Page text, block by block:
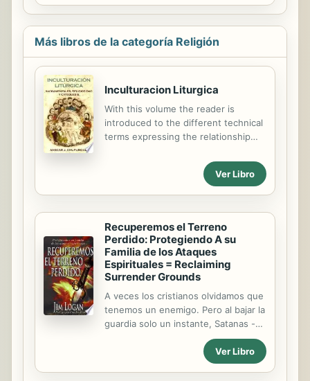
los siguientes temas: Preguntas para
reflexionar en tiempos de pandemia
- ¿Qué es una diaconisa?
Más libros de la categoría Religión
Inculturacion Liturgica
With this volume the reader is
introduced to the different technical
terms expressing the relationship
(indigenization, incarnation,
contextualization, adaptation,
acculturation, and so on). This in
remain alive and adequate for our
times.
Ver Libro
Recuperemos el Terreno
Perdido: Protegiendo A su
Familia de los Ataques
Espirituales = Reclaiming
Surrender Grounds
A veces los cristianos olvidamos que
tenemos un enemigo. Pero al bajar la
guardia solo un instante, Satanas --
siempre buscando una oportunidad--
esta esperando para atacar; no solo
a usted, sino tambien a su familia.
Ver Libro